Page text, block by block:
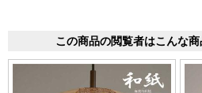
この商品の閲覧者はこんな